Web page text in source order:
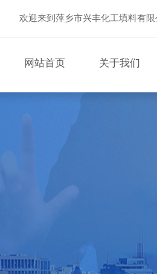
欢迎来到萍乡市兴丰化工填料有限
网站首页 关于我们